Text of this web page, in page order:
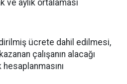
aylık ortalaması
ücrete dahil edilmesi,
çalışanın alacağı